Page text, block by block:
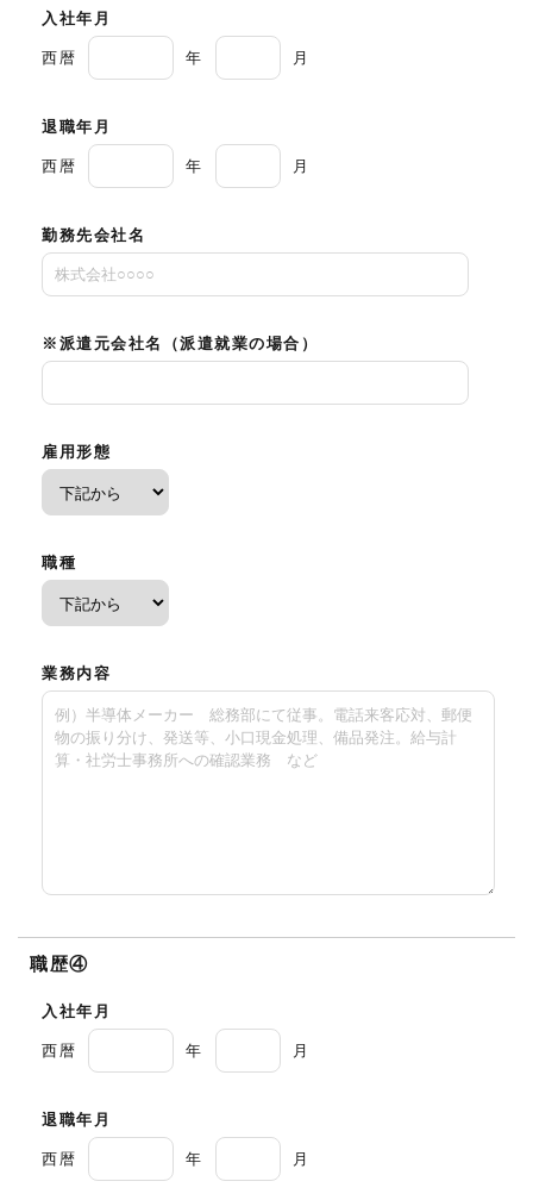
入社年月
西暦 年 月
退職年月
西暦 年 月
勤務先会社名
※派遣元会社名（派遣就業の場合）
雇用形態
職種
業務内容
職歴④
入社年月
西暦 年 月
退職年月
西暦 年 月